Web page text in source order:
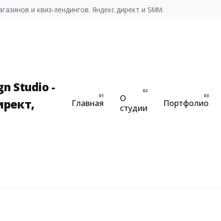
и квиз-лендингов. Яндекс директ и SMM.
Главная
О
студии
Портфолио